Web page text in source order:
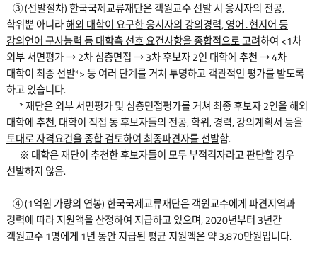
③ (선발절차) 한국국제교류재단은 객원교수 선발 시 응시자의 전공,
학위뿐 아니라해외 대학이 요구한 응시자의 강의경력, 영어․현지어 등
강의언어 구사능력 등 대학측 선호 요건사항을 종합적으로 고려하여 <1차
외부 서면평가 → 2차 심층면접 → 3차 후보자 2인 대학에 추천 → 4차
대학이 최종 선발*> 등 여러 단계를 거쳐 투명하고 객관적인 평가를 받도록
하고 있습니다.
* 재단은 외부 서면평가 및 심층면접평가를 거쳐 최종 후보자 2인을 해외
대학에 추천,대학이 직접 동 후보자들의 전공, 학위, 경력, 강의계획서 등을
토대로 자격요건을 종합 검토하여 최종파견자를 선발함.
※ 대학은 재단이 추천한 후보자들이 모두 부적격자라고 판단할 경우
선발하지 않음.
④ (1억원 가량의 연봉) 한국국제교류재단은 객원교수에게 파견지역과
경력에 따라 지원액을 산정하여 지급하고 있으며, 2020년부터 3년간
객원교수 1명에게 1년 동안 지급된평균 지원액은 약 3,870만원입니다.